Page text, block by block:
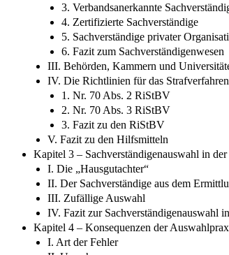
3. Verbandsanerkannte
4. Zertifizierte Sachverständige
5. Sachverständige privater
6. Fazit zum Sachverständigenwesen
III. Behörden, Kammern und
IV. Die Richtlinien für das
1. Nr. 70 Abs. 2 RiStBV
2. Nr. 70 Abs. 3 RiStBV
3. Fazit zu den RiStBV
V. Fazit zu den Hilfsmitteln
Kapitel 3 – Sachverständigenauswahl in
I. Die „Hausgutachter“
II. Der Sachverständige aus dem
III. Zufällige Auswahl
IV. Fazit zur Sachverständigenauswahl
Kapitel 4 – Konsequenzen der
I. Art der Fehler